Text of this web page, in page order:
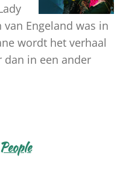
Engeland was in
wordt het verhaal
dan in een ander